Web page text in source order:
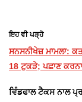
ਇਹ ਵੀ ਪੜ੍ਹੋ
ਸਨਸਨੀਖੇਜ਼ ਮਾਮਲਾ:
18 ਟੁਕੜੇ; ਪਛਾਣ
ਵਿੰਡਫਾਲ ਟੈਕਸ ਨਾਲ